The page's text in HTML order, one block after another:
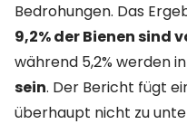
Bedrohungen. Das
9,2% der Bienen sind
während 5,2% werden
sein. Der Bericht fügt
überhaupt nicht zu